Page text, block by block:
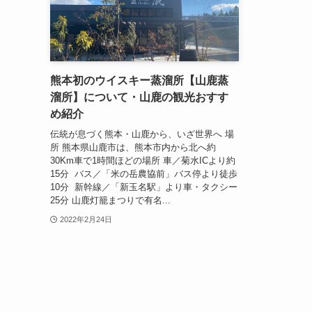
熊本初のウイスキー蒸溜所【山鹿蒸
溜所】について・山鹿の観光おすす
め紹介
伝統が息づく熊本・山鹿から、いざ世界へ 場
所 熊本県山鹿市は、熊本市内から北へ約
30Km車で1時間ほどの場所 車／菊水ICより約
15分 バス／「米の岳農協前」バス停より徒歩
10分 新幹線／「新玉名駅」より車・タクシー
25分 山鹿灯籠まつりで有名...
2022年2月24日